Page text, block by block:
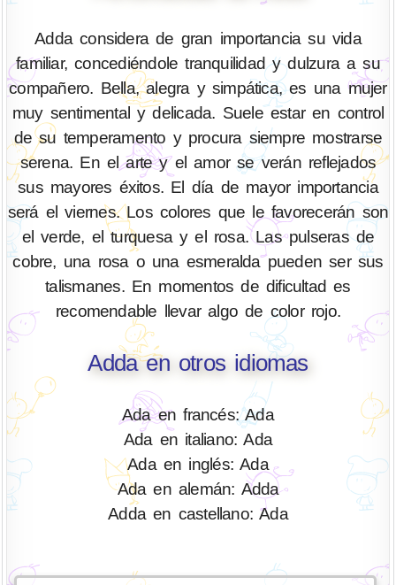
Adda considera de gran importancia su vida
familiar, concediéndole tranquilidad y dulzura a su
compañero. Bella, alegra y simpática, es una mujer
muy sentimental y delicada. Suele estar en control
de su temperamento y procura siempre mostrarse
serena. En el arte y el amor se verán reflejados
sus mayores éxitos. El día de mayor importancia
será el viernes. Los colores que le favorecerán son
el verde, el turquesa y el rosa. Las pulseras de
cobre, una rosa o una esmeralda pueden ser sus
talismanes. En momentos de dificultad es
recomendable llevar algo de color rojo.
Adda en otros idiomas
Ada en francés: Ada
Ada en italiano: Ada
Ada en inglés: Ada
Ada en alemán: Adda
Adda en castellano: Ada